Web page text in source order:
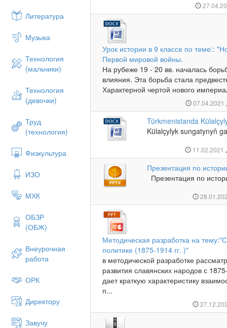
Литература
Музыка
Технология
(мальчики)
Технология
(девочки)
Труд
(технология)
Физкультура
ИЗО
МХК
ОБЗР
(ОБЖ)
Внеурочная
работа
ОРК
Директору
Завучу
Урок истории в 9 классе по теме::
Первой мировой войны.
На рубеже 19 - 20 вв. началась
влияния. Эта борьба стала
Характерной чертой нового
07.04.2021
Türkmenistanda
Külalçylyk sungatynyň
11.02.2021
Презентация по
Презентация по
Методическая разработка на
политике (1875-1914 гг. )"
в методической разработке
развития славянских народов с
дает краткую характеристику
п...